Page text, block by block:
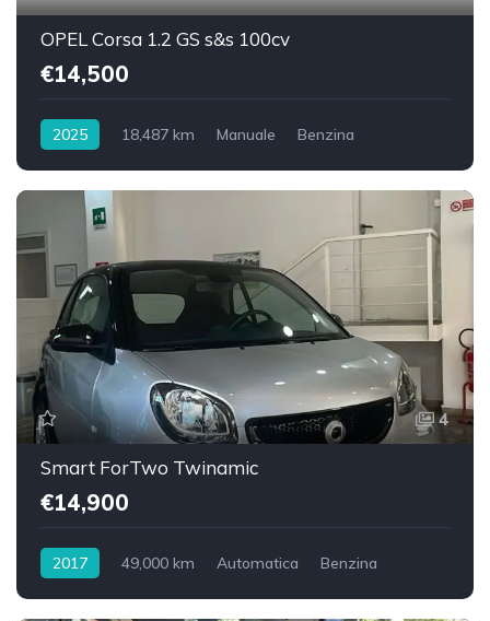
OPEL Corsa 1.2 GS s&s 100cv
€14,500
2025 18,487 km Manuale
Benzina
4
Smart ForTwo Twinamic
€14,900
2017 49,000 km Automatica Benzina